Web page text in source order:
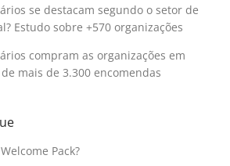
se destacam segundo o setor de
Estudo sobre +570 organizações
compram as organizações em
mais de 3.300 encomendas
Pack?